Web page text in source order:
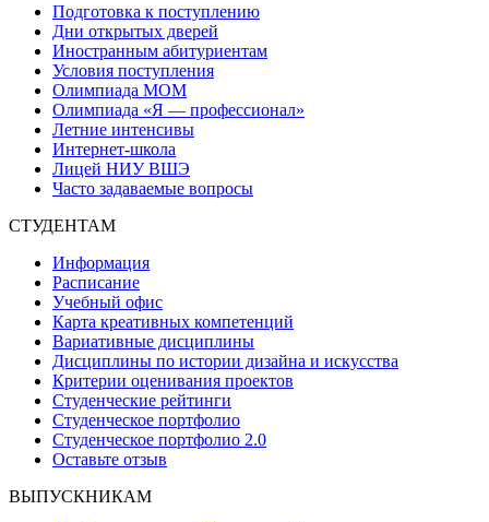
Подготовка к поступлению
Дни открытых дверей
Иностранным абитуриентам
Условия поступления
Олимпиада МОМ
Олимпиада «Я — профессионал»
Летние интенсивы
Интернет-школа
Лицей НИУ ВШЭ
Часто задаваемые вопросы
СТУДЕНТАМ
Информация
Расписание
Учебный офис
Карта креативных компетенций
Вариативные дисциплины
Дисциплины по истории дизайна и искусства
Критерии оценивания проектов
Студенческие рейтинги
Студенческое портфолио
Студенческое портфолио 2.0
Оставьте отзыв
ВЫПУСКНИКАМ